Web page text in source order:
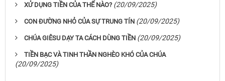
XỬ DỤNG TIỀN CỦA THẾ NÀO? (20/09/2025)
CON ĐƯỜNG NHỎ CỦA SỰ TRUNG TÍN (20/09/2025)
CHÚA GIÊSU DẠY TA CÁCH DÙNG TIỀN (20/09/2025)
TIỀN BẠC VÀ TINH THẦN NGHÈO KHÓ CỦA CHÚA
(20/09/2025)